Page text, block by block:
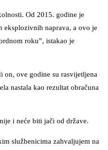
Od 2015. godine je
eksplozivnih naprava, a ovo je
roku”, istakao je
on, ove godine su rasvijetljena
nastala kao rezultat obračuna
i neće biti jači od države.
službenicima zahvaljujem na